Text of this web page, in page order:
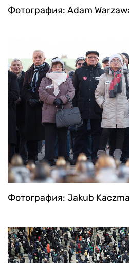
Фотография: Adam
Фотография: Jakub